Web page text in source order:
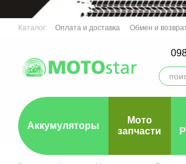
Перейти к основному контенту
Каталог Оплата и доставка Обмен и
Аккумуляторы
Мото
запчасти